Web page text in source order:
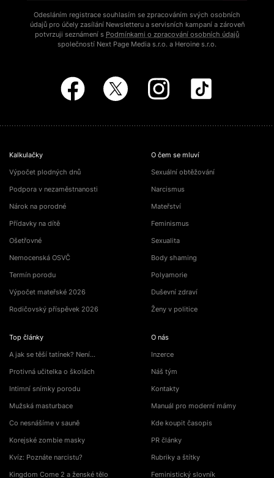
Odesláním registrace souhlasím se zpracováním svých osobních
údajů pro účely zasílání Newsletteru a servisních kampaní a zároveň
potvrzuji seznámení s Podmínkami o zpracování osobních údajů
společností Next Page Media s.r.o. a Heroine s.r.o.
Kalkulačky
Výpočet plodných dnů
Podpora v nezaměstnanosti
Nárok na porodné
Přídavky na dítě
Ošetřovné
Nemocenská OSVČ
Termín porodu
Výpočet mateřské 2026
Rodičovský příspěvek 2026
Top články
A jak se těší tatínek? Není…
Protivná učitelka o školách
Intimní snímky porodu
Mužská masturbace
Co nesnášíme v sauně
Korejské zombie masky
Kvíz: Poznáte narcistu?
Kingdom Come 2 a ženské tělo
O čem se mluví
Sexuální obtěžování
Narcismus
Mateřství
Feminismus
Sexualita
Body shaming
Polyamorie
Duševní zdraví
Ženy v politice
O nás
Inzerce
Náš tým
Kontakty
Manuál pro moderní mámy
Kde koupit časopis
PR články
Rubriky a štítky
Feministický slovník